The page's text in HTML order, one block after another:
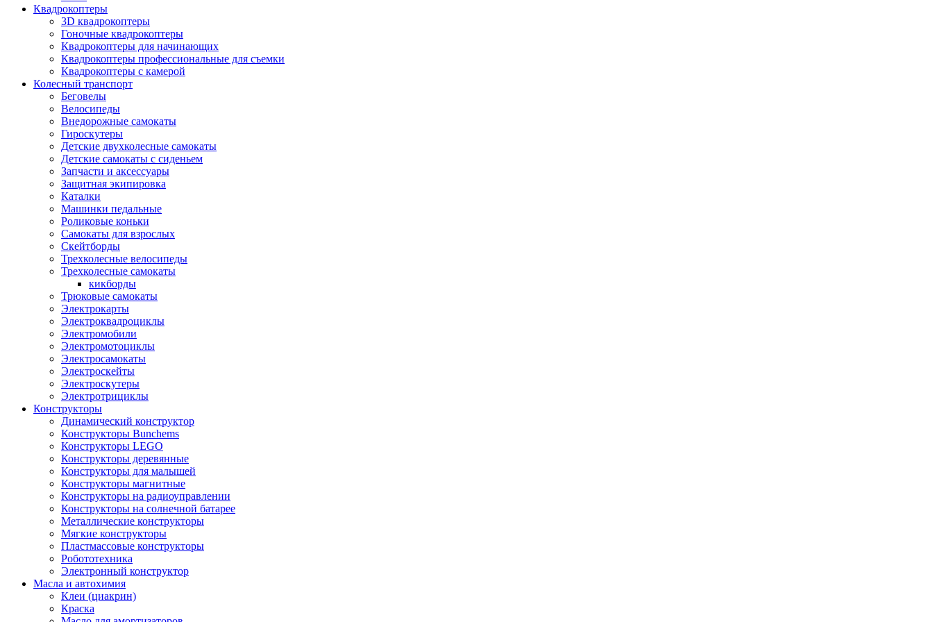
Квадрокоптеры
3D квадрокоптеры
Гоночные квадрокоптеры
Квадрокоптеры для начинающих
Квадрокоптеры профессиональные для съемки
Квадрокоптеры с камерой
Колесный транспорт
Беговелы
Велосипеды
Внедорожные самокаты
Гироскутеры
Детские двухколесные самокаты
Детские самокаты с сиденьем
Запчасти и аксессуары
Защитная экипировка
Каталки
Машинки педальные
Роликовые коньки
Самокаты для взрослых
Скейтборды
Трехколесные велосипеды
Трехколесные самокаты
кикборды
Трюковые самокаты
Электрокарты
Электроквадроциклы
Электромобили
Электромотоциклы
Электросамокаты
Электроскейты
Электроскутеры
Электротрициклы
Конструкторы
Динамический конструктор
Конструкторы Bunchems
Конструкторы LEGO
Конструкторы деревянные
Конструкторы для малышей
Конструкторы магнитные
Конструкторы на радиоуправлении
Конструкторы на солнечной батарее
Металлические конструкторы
Мягкие конструкторы
Пластмассовые конструкторы
Робототехника
Электронный конструктор
Масла и автохимия
Клеи (циакрин)
Краска